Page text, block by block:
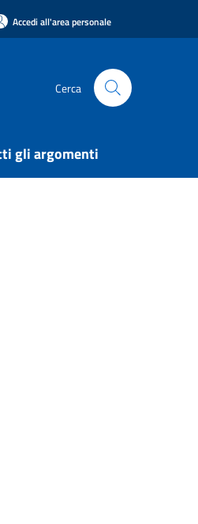
Accedi all'area personale
Cerca
gli argomenti